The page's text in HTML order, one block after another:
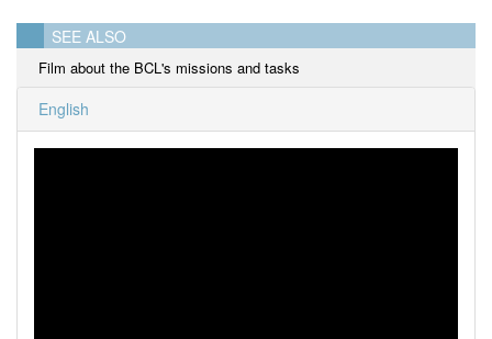
SEE ALSO
Film about the BCL's missions and tasks
English